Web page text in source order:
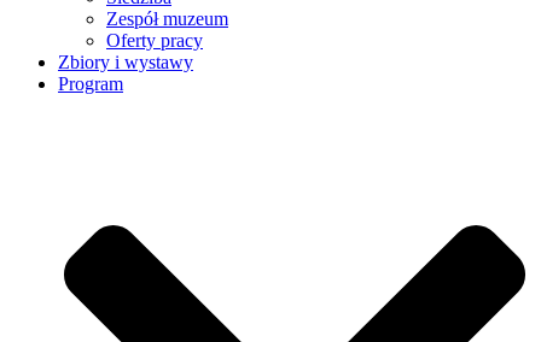
Zespół muzeum
Oferty pracy
Zbiory i wystawy
Program